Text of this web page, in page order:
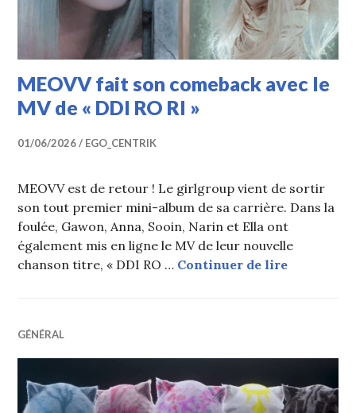
MEOVV fait son comeback avec le
MV de « DDI RO RI »
01/06/2026 EGO_CENTRIK
MEOVV est de retour ! Le girlgroup vient de sortir
son tout premier mini-album de sa carrière. Dans la
foulée, Gawon, Anna, Sooin, Narin et Ella ont
également mis en ligne le MV de leur nouvelle
chanson titre, « DDI RO … Continuer de lireMEOVV
GÉNÉRAL